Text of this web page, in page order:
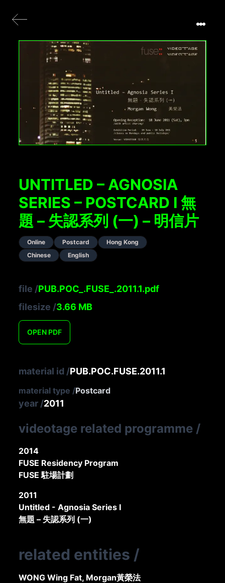
UNTITLED – AGNOSIA
SERIES – POSTCARD I 無
題 – 失認系列 (一) – 明信片
Online Postcard
Hong Kong
Chinese
English
file /PUB.POC_.FUSE_.2011.1.pdf
filesize /3.66 MB
OPEN PDF
material id /PUB.POC.FUSE.2011.1
material type /Postcard
year /2011
videotage related programme /
2014
FUSE Residency Program
FUSE 駐場計劃
2011
Untitled - Agnosia Series I
無題 – 失認系列 (一)
related entities /
WONG Wing Fat, Morgan黃榮法